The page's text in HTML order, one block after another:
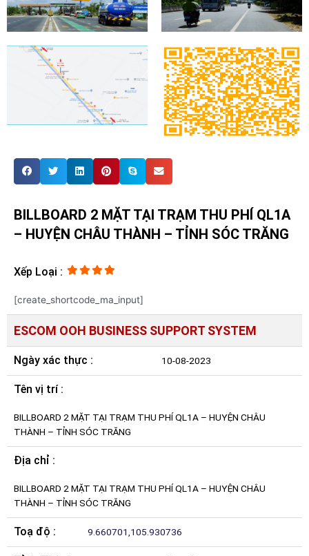
BILLBOARD 2 MẶT TẠI TRẠM THU PHÍ QL1A
– HUYỆN CHÂU THÀNH – TỈNH SÓC TRĂNG
Xếp Loại :
[create_shortcode_ma_input]
ESCOM OOH BUSINESS SUPPORT SYSTEM
Ngày xác thực : 10-08-2023
Tên vị trí :
BILLBOARD 2 MẶT TẠI TRẠM THU PHÍ QL1A – HUYỆN CHÂU
THÀNH – TỈNH SÓC TRĂNG
Địa chỉ :
BILLBOARD 2 MẶT TẠI TRẠM THU PHÍ QL1A – HUYỆN CHÂU
THÀNH – TỈNH SÓC TRĂNG
Toạ độ : 9.660701,105.930736